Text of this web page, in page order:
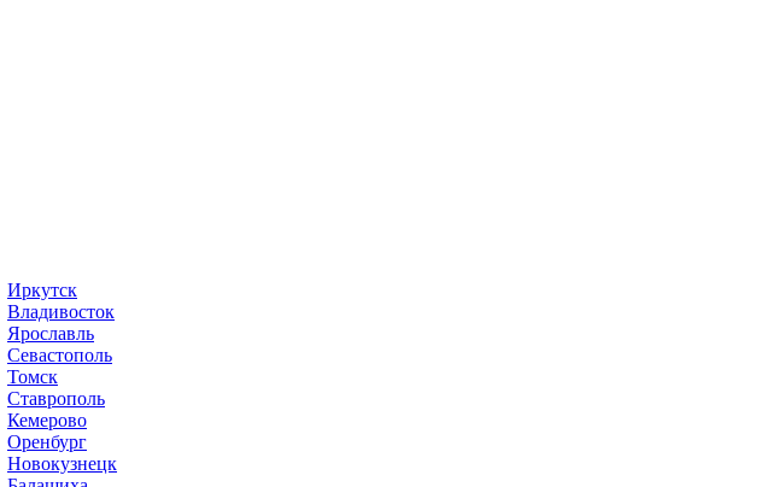
Иркутск
Владивосток
Ярославль
Севастополь
Томск
Ставрополь
Кемерово
Оренбург
Новокузнецк